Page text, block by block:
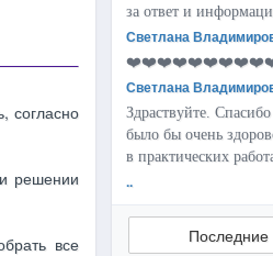
согласно
решении
все
за ответ и
Светлана
Светлана
Здраствуйте.
было бы очень
в практических
..